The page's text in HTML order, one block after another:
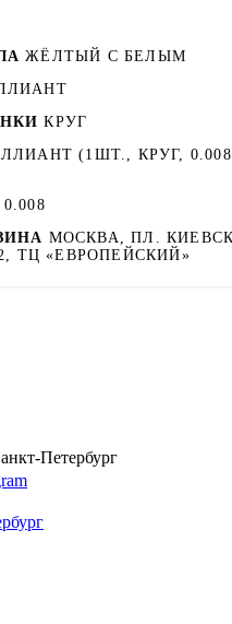
ЖЁЛТЫЙ С БЕЛЫМ
КРУГ
(1ШТ., КРУГ, 0.008
0.008
МОСКВА, ПЛ.
ТЦ «ЕВРОПЕЙСКИЙ»
Петербург